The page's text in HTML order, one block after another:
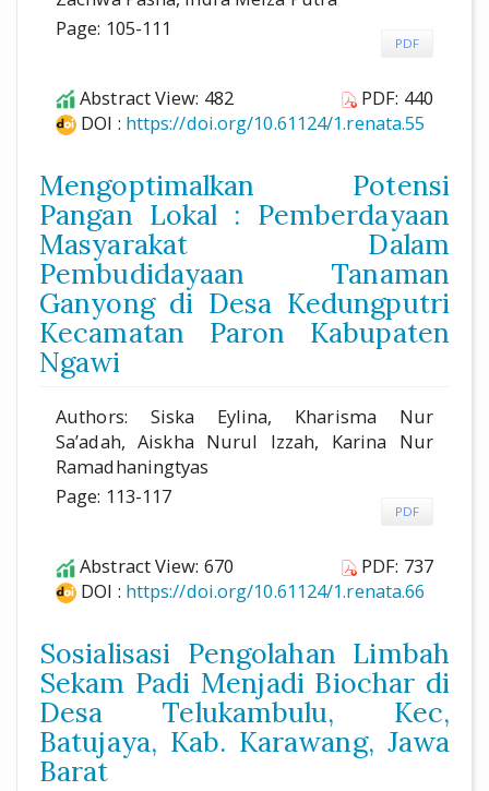
Page: 105-111
PDF
Abstract View: 482
PDF: 440
DOI : https://doi.org/10.61124/1.renata.55
Mengoptimalkan Potensi
Pangan Lokal : Pemberdayaan
Masyarakat Dalam
Pembudidayaan Tanaman
Ganyong di Desa Kedungputri
Kecamatan Paron Kabupaten
Ngawi
Authors: Siska Eylina, Kharisma Nur
Sa’adah, Aiskha Nurul Izzah, Karina Nur
Ramadhaningtyas
Page: 113-117
PDF
Abstract View: 670
PDF: 737
DOI : https://doi.org/10.61124/1.renata.66
Sosialisasi Pengolahan Limbah
Sekam Padi Menjadi Biochar di
Desa Telukambulu, Kec,
Batujaya, Kab. Karawang, Jawa
Barat